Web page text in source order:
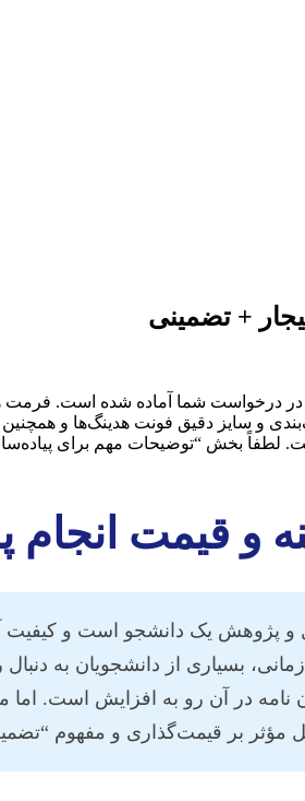
+ تضمینی
در درخواست شما آماده شده است. فرمت
لطفاً بخش “توضیحات مهم برای
و قیمت انجام
پژوهش یک دانشجو است و کیفیت
بسیاری از دانشجویان به
نامه در آن رو به افزایش است.
بر قیمت‌گذاری و مفهوم